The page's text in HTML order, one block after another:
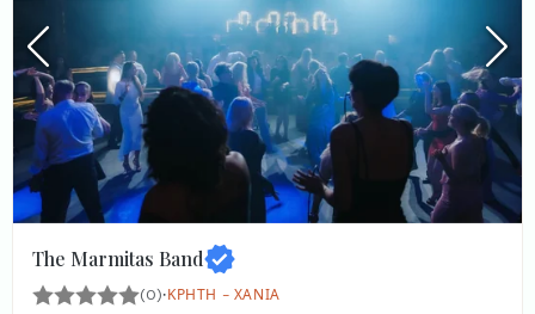
The Marmitas Band
(0)·ΚΡΉΤΗ - ΧΑΝΙΆ